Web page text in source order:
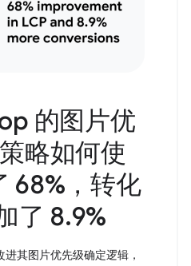
的图片优
略如何使
68%，转化
了 8.9%
其图片优先级确定逻辑，